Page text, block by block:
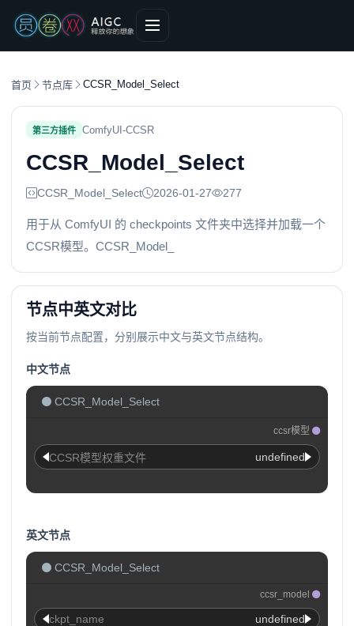
首页 节点库 CCSR_Model_Select
第三方插件 ComfyUI-CCSR
CCSR_Model_Select
CCSR_Model_Select 2026-01-27 277
用于从 ComfyUI 的 checkpoints 文件夹中选择并加载一个
CCSR模型。CCSR_Model_
节点中英文对比
按当前节点配置，分别展示中文与英文节点结构。
中文节点
CCSR_Model_Select
ccsr模型
CCSR模型权重文件 undefined
英文节点
CCSR_Model_Select
ccsr_model
ckpt_name undefined